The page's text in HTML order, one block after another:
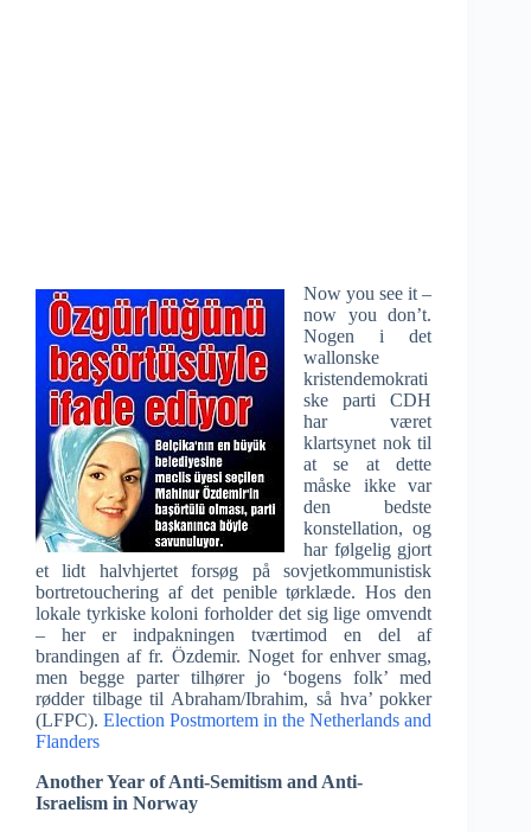
Now you see it –
now you don’t.
Nogen i det
wallonske
kristendemokrati
ske parti CDH
har været
klartsynet nok til
at se at dette
måske ikke var
den bedste
konstellation, og
har følgelig gjort
et lidt halvhjertet forsøg på sovjetkommunistisk
bortretouchering af det penible tørklæde. Hos den
lokale tyrkiske koloni forholder det sig lige omvendt
– her er indpakningen tværtimod en del af
brandingen af fr. Özdemir. Noget for enhver smag,
men begge parter tilhører jo ‘bogens folk’ med
rødder tilbage til Abraham/Ibrahim, så hva’ pokker
(LFPC).Election Postmortem in the Netherlands and
Flanders
Another Year of Anti-Semitism and Anti-
Israelism in Norway